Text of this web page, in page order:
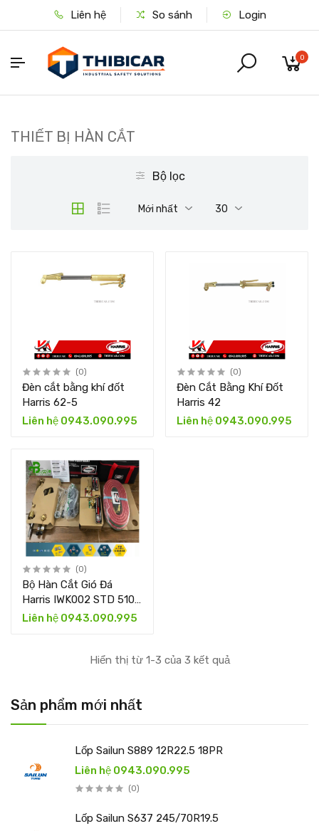
Liên hệ So sánh Login
0
Sản phẩm mới nhất
Lốp Sailun S889 12R22.5 18PR
Liên hệ 0943.090.995
(0)
Lốp Sailun S637 245/70R19.5
THIẾT BỊ HÀN CẮT
Bộ lọc
Mới nhất 30
(0)
Đèn cắt bằng khí đốt
Harris 62-5
Liên hệ 0943.090.995
(0)
Đèn Cắt Bằng Khí Đốt
Harris 42
Liên hệ 0943.090.995
(0)
Bộ Hàn Cắt Gió Đá
Harris IWK002 STD 510-
540
Liên hệ 0943.090.995
Hiển thị từ 1-3 của 3 kết quả